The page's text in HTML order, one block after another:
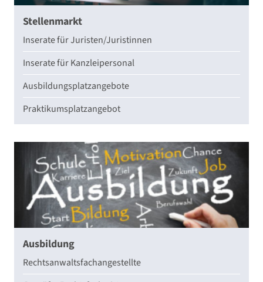
Stellenmarkt
Inserate für Juristen/Juristinnen
Inserate für Kanzleipersonal
Ausbildungsplatzangebote
Praktikumsplatzangebot
Ausbildung
Rechtsanwaltsfachangestellte